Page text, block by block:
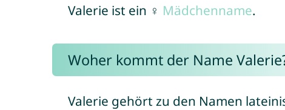
Valerie ist ein ♀ Mädchenname.
Woher kommt der Name
Valerie gehört zu den Namen